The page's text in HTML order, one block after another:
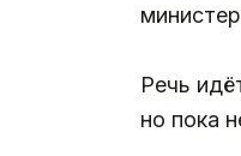
Речь
но пока